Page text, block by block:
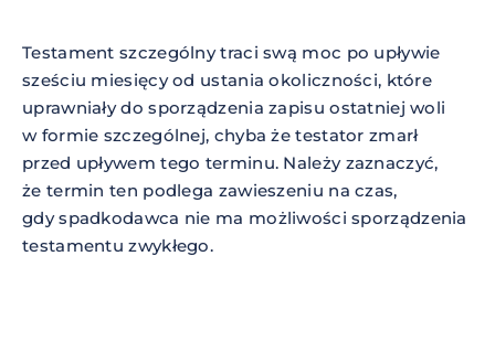
Testament szczególny traci swą moc po upływie
sześciu miesięcy od ustania okoliczności, które
uprawniały do sporządzenia zapisu ostatniej woli
w formie szczególnej, chyba że testator zmarł
przed upływem tego terminu. Należy zaznaczyć,
że termin ten podlega zawieszeniu na czas,
gdy spadkodawca nie ma możliwości sporządzenia
testamentu zwykłego.